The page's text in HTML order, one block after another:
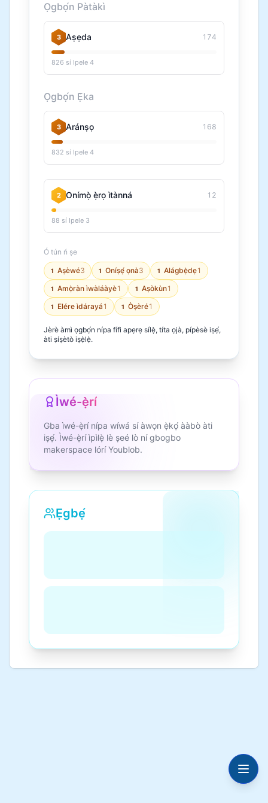
Ọgbọ́n Pàtàkì
3 Aṣẹda 174
826 sí Ipele 4
Ọgbọ́n Ẹ̀ka
3 Aránṣọ 168
832 sí Ipele 4
2 Onímọ̀ ẹ̀rọ ìtànná 12
88 sí Ipele 3
Ó tún ń ṣe
1 Aṣèwé3 1 Oníṣẹ́ ọnà3 1 Alágbẹ̀dẹ1
1 Amọ̀ràn ìwàláàyè1 1 Aṣòkùn1
1 Elére ìdárayá 1 1 Òṣèré1
Jèrè àmì ọgbọ́n nípa fífi apẹrẹ sílẹ̀, títa ọjà, pípèsè iṣẹ́,
àti ṣíṣètò iṣẹ̀lẹ̀.
Ìwé-ẹ̀rí
Gba ìwé-ẹ̀rí nípa wíwá sí àwọn ẹ̀kọ́ ààbò àti
iṣẹ́. Ìwé-ẹ̀rí ìpìlẹ̀ lè ṣeé lò ní gbogbo
makerspace lórí Youblob.
Ẹgbẹ́